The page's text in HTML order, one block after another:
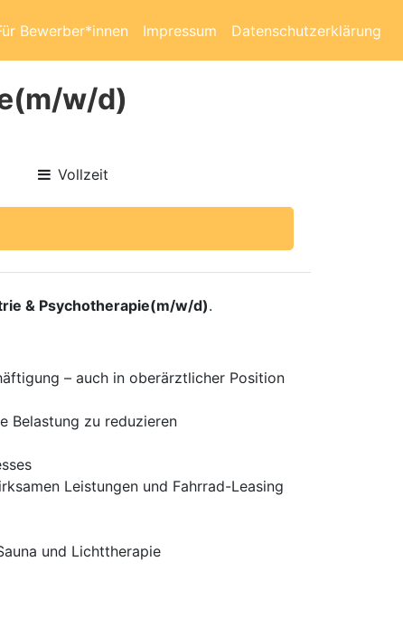
Bewerber*innen Impressum Datenschutzerklärung
w/d)
Vollzeit
& Psychotherapie(m/w/d).
– auch in oberärztlicher Position
Belastung zu reduzieren
Leistungen und Fahrrad-Leasing
und Lichttherapie